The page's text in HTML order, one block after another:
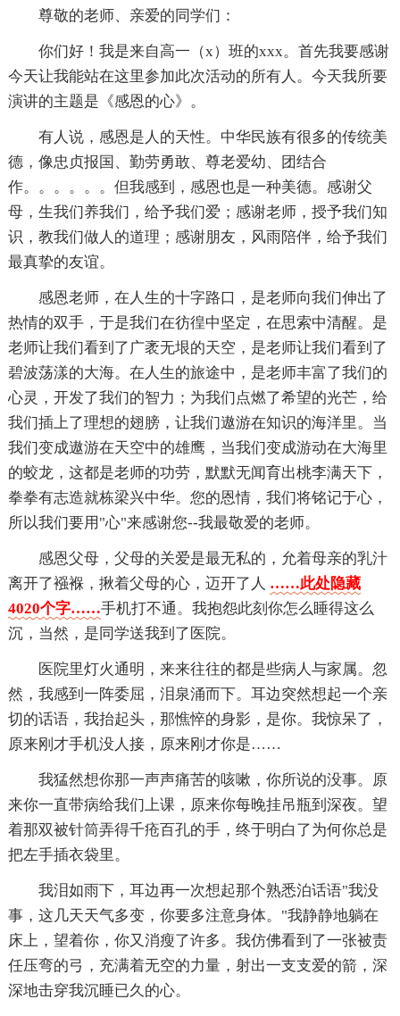
尊敬的老师、亲爱的同学们：
你们好！我是来自高一（x）班的xxx。首先我要感谢
今天让我能站在这里参加此次活动的所有人。今天我所要
演讲的主题是《感恩的心》。
有人说，感恩是人的天性。中华民族有很多的传统美
德，像忠贞报国、勤劳勇敢、尊老爱幼、团结合
作。。。。。。但我感到，感恩也是一种美德。感谢父
母，生我们养我们，给予我们爱；感谢老师，授予我们知
识，教我们做人的道理；感谢朋友，风雨陪伴，给予我们
最真挚的友谊。
感恩老师，在人生的十字路口，是老师向我们伸出了
热情的双手，于是我们在彷徨中坚定，在思索中清醒。是
老师让我们看到了广袤无垠的天空，是老师让我们看到了
碧波荡漾的大海。在人生的旅途中，是老师丰富了我们的
心灵，开发了我们的智力；为我们点燃了希望的光芒，给
我们插上了理想的翅膀，让我们遨游在知识的海洋里。当
我们变成遨游在天空中的雄鹰，当我们变成游动在大海里
的蛟龙，这都是老师的功劳，默默无闻育出桃李满天下，
拳拳有志造就栋梁兴中华。您的恩情，我们将铭记于心，
所以我们要用"心"来感谢您--我最敬爱的老师。
感恩父母，父母的关爱是最无私的，允着母亲的乳汁
离开了襁褓，揪着父母的心，迈开了人 ……此处隐藏
4020个字……手机打不通。我抱怨此刻你怎么睡得这么
沉，当然，是同学送我到了医院。
医院里灯火通明，来来往往的都是些病人与家属。忽
然，我感到一阵委屈，泪泉涌而下。耳边突然想起一个亲
切的话语，我抬起头，那憔悴的身影，是你。我惊呆了，
原来刚才手机没人接，原来刚才你是……
我猛然想你那一声声痛苦的咳嗽，你所说的没事。原
来你一直带病给我们上课，原来你每晚挂吊瓶到深夜。望
着那双被针筒弄得千疮百孔的手，终于明白了为何你总是
把左手插衣袋里。
我泪如雨下，耳边再一次想起那个熟悉泊话语"我没
事，这几天天气多变，你要多注意身体。"我静静地躺在
床上，望着你，你又消瘦了许多。我仿佛看到了一张被责
任压弯的弓，充满着无空的力量，射出一支支爱的箭，深
深地击穿我沉睡已久的心。